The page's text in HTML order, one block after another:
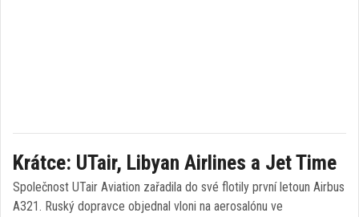
Krátce: UTair, Libyan Airlines a Jet Time
Společnost UTair Aviation zařadila do své flotily první letoun Airbus
A321. Ruský dopravce objednal vloni na aerosalónu ve